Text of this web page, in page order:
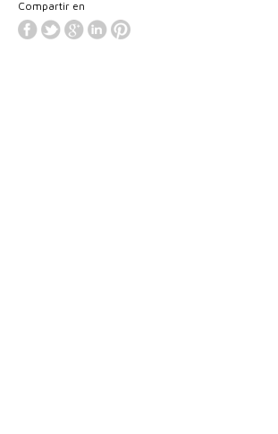
Compartir en